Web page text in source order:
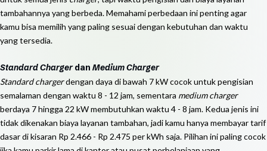
tambahannya yang berbeda. Memahami perbedaan ini penting agar
kamu bisa memilih yang paling sesuai dengan kebutuhan dan waktu
yang tersedia.
Standard Chargerdan Medium Charger
Standard chargerdengan daya di bawah 7 kW cocok untuk pengisian
semalaman dengan waktu 8 - 12 jam, sementara medium charger
berdaya 7 hingga 22 kW membutuhkan waktu 4 - 8 jam. Kedua jenis ini
tidak dikenakan biaya layanan tambahan, jadi kamu hanya membayar tarif
dasar di kisaran Rp 2.466 - Rp 2.475 per kWh saja. Pilihan ini paling cocok